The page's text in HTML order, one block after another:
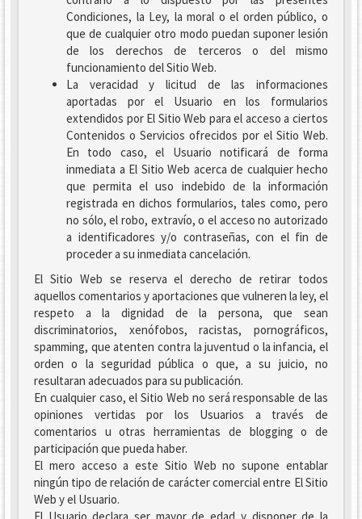
Condiciones, la Ley, la moral o el orden público, o
que de cualquier otro modo puedan suponer lesión
de los derechos de terceros o del mismo
funcionamiento del Sitio Web.
La veracidad y licitud de las informaciones
aportadas por el Usuario en los formularios
extendidos por El Sitio Web para el acceso a ciertos
Contenidos o Servicios ofrecidos por el Sitio Web.
En todo caso, el Usuario notificará de forma
inmediata a El Sitio Web acerca de cualquier hecho
que permita el uso indebido de la información
registrada en dichos formularios, tales como, pero
no sólo, el robo, extravío, o el acceso no autorizado
a identificadores y/o contraseñas, con el fin de
proceder a su inmediata cancelación.
El Sitio Web se reserva el derecho de retirar todos
aquellos comentarios y aportaciones que vulneren la ley, el
respeto a la dignidad de la persona, que sean
discriminatorios, xenófobos, racistas, pornográficos,
spamming, que atenten contra la juventud o la infancia, el
orden o la seguridad pública o que, a su juicio, no
resultaran adecuados para su publicación.
En cualquier caso, el Sitio Web no será responsable de las
opiniones vertidas por los Usuarios a través de
comentarios u otras herramientas de blogging o de
participación que pueda haber.
El mero acceso a este Sitio Web no supone entablar
ningún tipo de relación de carácter comercial entre El Sitio
Web y el Usuario.